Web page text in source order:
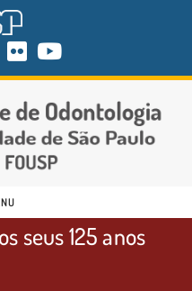
seus 125 anos